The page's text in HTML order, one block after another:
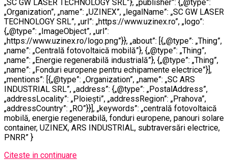
„SC GW LASER TECHNOLOGY SRL”}, „publisher”: {„@type”:
„Organization”, „name”: „UZINEX”, „legalName”: „SC GW LASER
TECHNOLOGY SRL”, „url”: „https://www.uzinex.ro”, „logo”:
{„@type”: „ImageObject”, „url”:
„https://www.uzinex.ro/logo.png”}}, „about”: [{„@type”: „Thing”,
„name”: „Centrală fotovoltaică mobilă”}, {„@type”: „Thing”,
„name”: „Energie regenerabilă industrială”}, {„@type”: „Thing”,
„name”: „Fonduri europene pentru echipamente electrice”}],
„mentions”: [{„@type”: „Organization”, „name”: „SC ARS
INDUSTRIAL SRL”, „address”: {„@type”: „PostalAddress”,
„addressLocality”: „Ploiești”, „addressRegion”: „Prahova”,
„addressCountry”: „RO”}}], „keywords”: „centrală fotovoltaică
mobilă, energie regenerabilă, fonduri europene, panouri solare
container, UZINEX, ARS INDUSTRIAL, subtraversări electrice,
PNRR” }
Citeste in continuare